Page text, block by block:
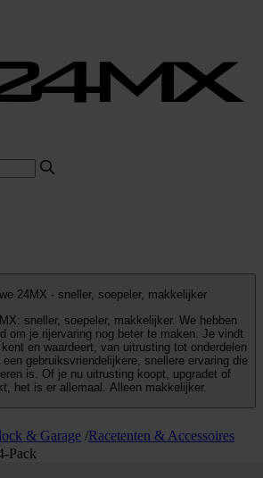
24MX - sneller, soepeler, makkelijker
soepeler, makkelijker. We hebben
om je rijervaring nog beter te maken. Je vindt
en waardeert, van uitrusting tot onderdelen
gebruiksvriendelijkere, snellere ervaring die
is. Of je nu uitrusting koopt, upgradet of
het is er allemaal. Alleen makkelijker.
& Garage /Racetenten & Accessoires
Pack